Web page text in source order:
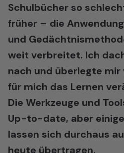
Schulbücher so
früher – die
und
weit verbreitet. Ich
nach und überlegte mir
für mich das Lernen
Die Werkzeuge und
Up-to-date, aber
lassen sich durchaus
heute übertragen.